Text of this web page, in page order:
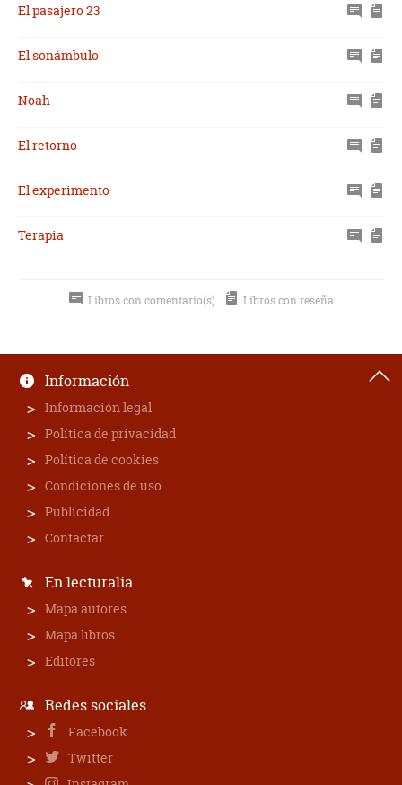
El pasajero 23
El sonámbulo
Noah
El retorno
El experimento
Terapia
Libros con comentario(s) Libros con reseña
Información
Información legal
Política de privacidad
Política de cookies
Condiciones de uso
Publicidad
Contactar
En lecturalia
Mapa autores
Mapa libros
Editores
Redes sociales
Facebook
Twitter